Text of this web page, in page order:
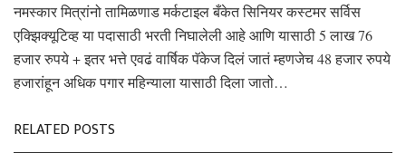
नमस्कार मित्रांनो तामिळणाड मर्कटाइल बँकेत सिनियर कस्टमर सर्विस
एक्झिक्यूटिव्ह या पदासाठी भरती निघालेली आहे आणि यासाठी 5 लाख 76
हजार रुपये + इतर भत्ते एवढं वार्षिक पॅकेज दिलं जातं म्हणजेच 48 हजार रुपये
हजारांहून अधिक पगार महिन्याला यासाठी दिला जातो…
RELATED POSTS